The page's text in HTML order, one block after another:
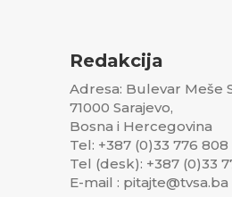
Redakcija
Adresa: Bulevar Meše
71000 Sarajevo,
Bosna i Hercegovina
Tel: +387 (0)33 776 808
Tel (desk): +387 (0)33
E-mail : pitajte@tvsa.ba